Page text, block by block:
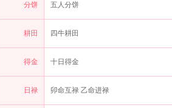
分饼 五人分饼
耕田 四牛耕田
得金 十日得金
日禄 卯命互禄 乙命进禄